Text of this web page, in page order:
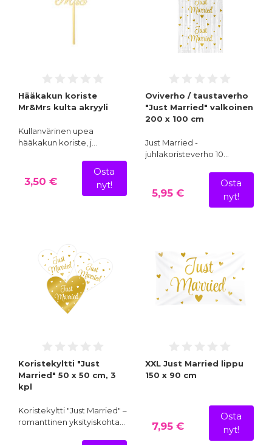
Hääkakun koriste
Mr&Mrs kulta akryyli
Kullanvärinen upea
hääkakun koriste, j…
3,50 €
Osta
nyt!
Oviverho / taustaverho
"Just Married" valkoinen
200 x 100 cm
Just Married -
juhlakoristeverho 10…
5,95 €
Osta
nyt!
Koristekyltti "Just
Married" 50 x 50 cm, 3
kpl
Koristekyltti "Just Married" –
romanttinen yksityiskohta…
XXL Just Married lippu
150 x 90 cm
7,95 €
Osta
nyt!